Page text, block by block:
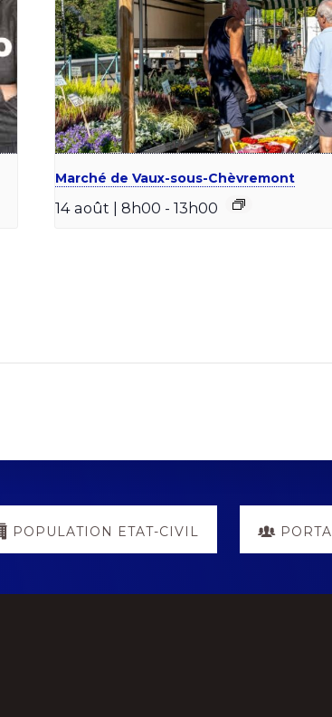
Marché de Vaux-sous-Chèvremont
14 août | 8h00 - 13h00
POPULATION ETAT-CIVIL